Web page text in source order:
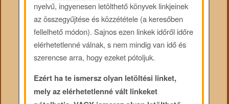
nyelvű, ingyenesen letölthető könyvek linkjeinek
az összegyűjtése és közzététele (a keresőben
fellelhető módon). Sajnos ezen linkek időről időre
elérhetetlenné válnak, s nem mindig van idő és
szerencse arra, hogy ezeket pótoljuk.
Ezért ha te ismersz olyan letöltési linket,
mely az elérhetetlenné vált linkeket